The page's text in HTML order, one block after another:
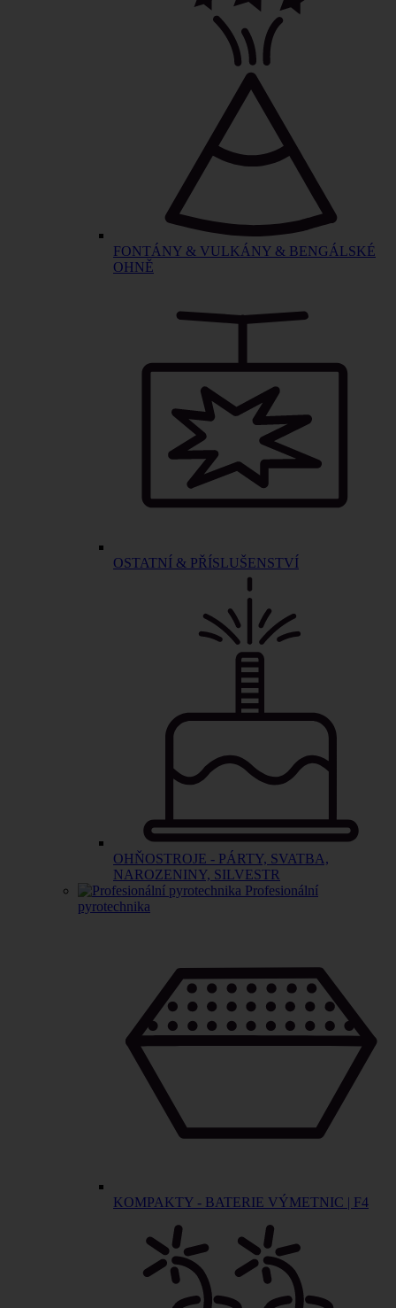
FONTÁNY & VULKÁNY & BENGÁLSKÉ
OHNĚ
OSTATNÍ & PŘÍSLUŠENSTVÍ
OHŇOSTROJE - PÁRTY, SVATBA,
NAROZENINY, SILVESTR
Profesionální
pyrotechnika
KOMPAKTY - BATERIE VÝMETNIC | F4